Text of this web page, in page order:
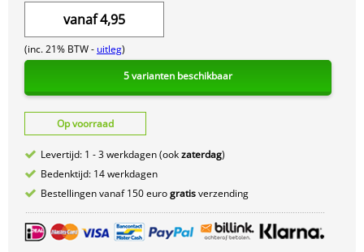
vanaf4,95
(inc. 21% BTW - uitleg)
5 varianten beschikbaar
Op voorraad
Levertijd: 1 - 3 werkdagen (ookzaterdag)
Bedenktijd: 14 werkdagen
Bestellingen vanaf 150 eurogratisverzending